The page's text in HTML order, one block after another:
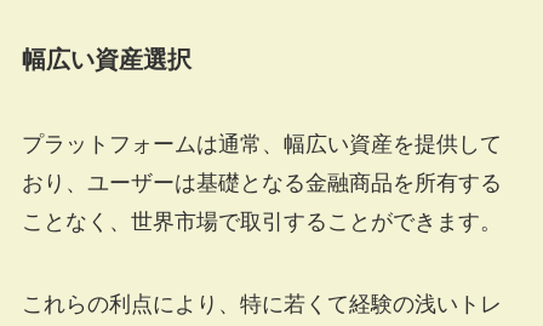
幅広い資産選択
プラットフォームは通常、幅広い資産を提供して
おり、ユーザーは基礎となる金融商品を所有する
ことなく、世界市場で取引することができます。
これらの利点により、特に若くて経験の浅いトレ